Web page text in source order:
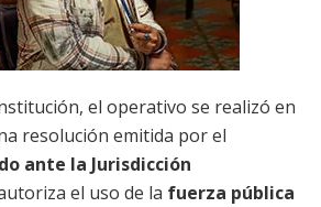
el operativo se realizó en
resolución emitida por el
ante la Jurisdicción
el uso de la fuerza pública